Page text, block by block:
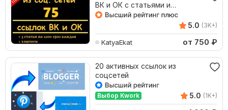
ВК и ОК с статьями и
хэштегами
5.0 (3K+)
KatyaEkat от 750 ₽
20 активных ссылок из
соцсетей
Выбор Kwork 5.0 (1K+)